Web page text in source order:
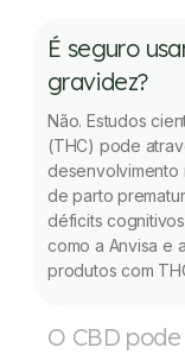
É seguro
gravidez?
Não. Estudos
(THC) pode
desenvolvimento
de parto
déficits
como a Anvisa e
produtos com
O CBD